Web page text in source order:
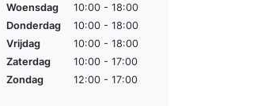
Woensdag
10:00 - 18:00
Donderdag
10:00 - 18:00
Vrijdag
10:00 - 18:00
Zaterdag
10:00 - 17:00
Zondag
12:00 - 17:00